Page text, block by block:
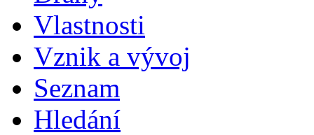
Vlastnosti
Vznik a vývoj
Seznam
Hledání